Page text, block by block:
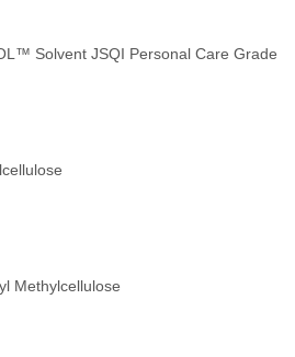
Solvent JSQI Personal Care Grade
Methylcellulose